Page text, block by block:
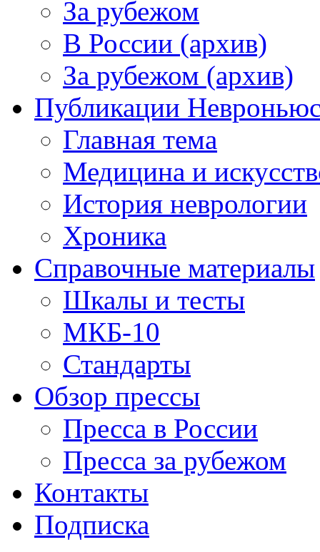
За рубежом
В России (архив)
За рубежом (архив)
Публикации
Главная тема
Медицина и
История неврологии
Хроника
Справочные материалы
Шкалы и тесты
МКБ-10
Стандарты
Обзор прессы
Пресса в России
Пресса за рубежом
Контакты
Подписка